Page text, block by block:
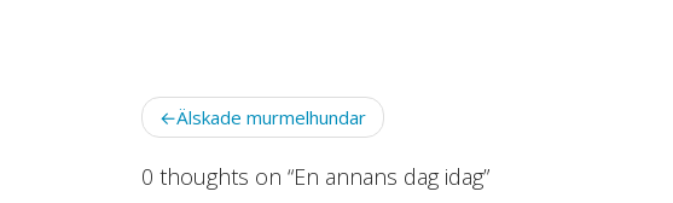
Post
navigation
Älskade murmelhundar
0 thoughts on “En annans dag idag”